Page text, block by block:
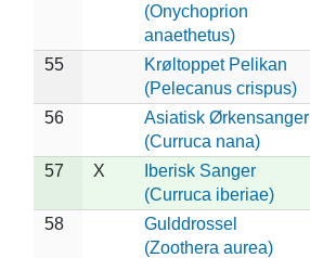
(Onychoprion
anaethetus)
55
Krøltoppet Pelikan
(Pelecanus crispus)
56
Asiatisk Ørkensanger
(Curruca nana)
57 X
Iberisk Sanger
(Curruca iberiae)
58
Gulddrossel
(Zoothera aurea)